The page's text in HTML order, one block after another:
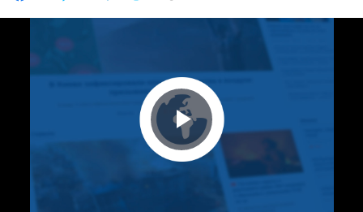
Play Video